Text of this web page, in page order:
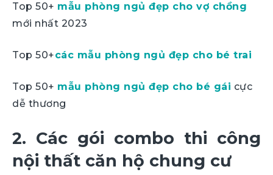
Top 50+ mẫu phòng ngủ đẹp cho vợ chồng
mới nhất 2023
Top 50+các mẫu phòng ngủ đẹp cho bé trai
Top 50+ mẫu phòng ngủ đẹp cho bé gái cực
dễ thương
2. Các gói combo thi công
nội thất căn hộ chung cư